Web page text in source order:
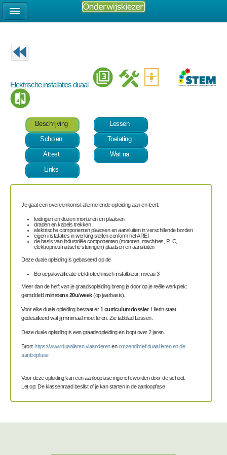
Elektrische installaties duaal
Beschrijving
Lessen
Scholen
Toelating
Attest
Wat na
Links
Je gaat een overeenkomst alternerende opleiding aan en leert:
leidingen en dozen monteren en plaatsen
draden en kabels trekken
elektrische componenten plaatsen en aansluiten in verschillende borden
eigen installaties in werking stellen conform het AREI
de basis van industriële componenten (motoren, machines, PLC,
elektropneumatische sturingen) plaatsen en aansluiten
Deze duale opleiding is gebaseerd op de
Beroepskwalificatie elektrotechnisch installateur, niveau 3
Meer dan de helft van je graadsopleiding breng je door op je reële werkplek:
gemiddeldminstens 20u/week(op jaarbasis).
Voor elke duale opleiding bestaat er1 curriculumdossier. Hierin staat
gedetailleerd wat jij minimaal moet leren. Zie tabblad Lessen.
Deze duale opleiding is een graadsopleiding en loopt over 2 jaren.
Bron: https://www.duaalleren.vlaanderenenomzendbrief duaal leren en de
aanloopfase
Voor deze opleiding kan een aanloopfase ingericht worden door de school.
Let op: De klassenraad beslist of je kan starten in de aanloopfase